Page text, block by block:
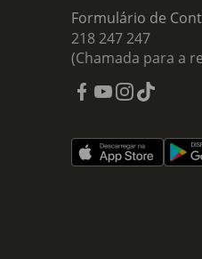
Formulário de
218 247 247
(Chamada para a